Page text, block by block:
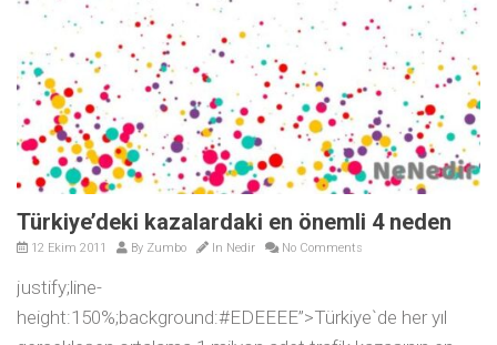
Türkiye’deki kazalardaki en önemli 4 neden
12 Ekim 2011 By Zumbo In Nedir No Comments
justify;line-
height:150%;background:#EDEEEE”>Türkiye`de her yıl